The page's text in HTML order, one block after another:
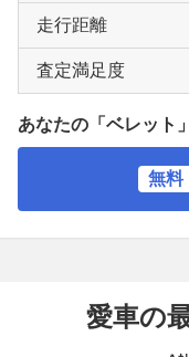
走行距離
査定満足度
あなたの「ベレット
無料
愛車の